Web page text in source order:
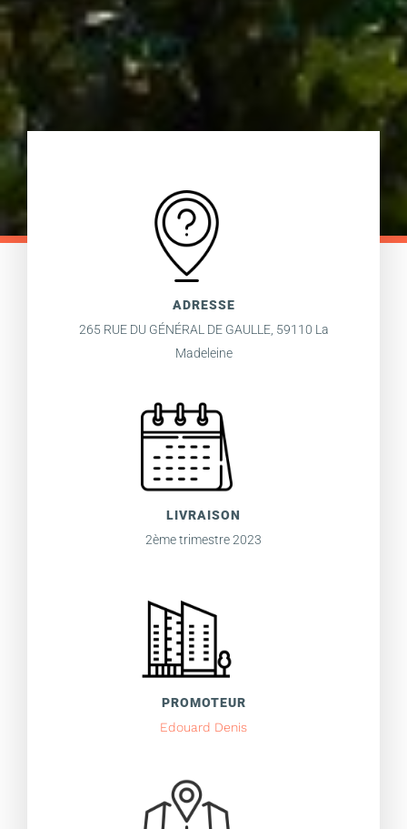
ADRESSE
265 RUE DU GÉNÉRAL DE GAULLE, 59110 La
Madeleine
LIVRAISON
2ème trimestre 2023
PROMOTEUR
Edouard Denis